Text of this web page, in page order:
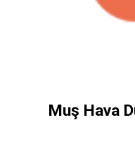
Muş Hava